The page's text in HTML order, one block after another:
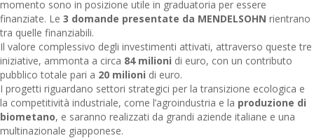
momento sono in posizione utile in graduatoria per essere
finanziate. Le 3 domande presentate da MENDELSOHN rientrano
tra quelle finanziabili.
Il valore complessivo degli investimenti attivati, attraverso queste tre
iniziative, ammonta a circa 84 milioni di euro, con un contributo
pubblico totale pari a 20 milioni di euro.
I progetti riguardano settori strategici per la transizione ecologica e
la competitività industriale, come l’agroindustria e la produzione di
biometano, e saranno realizzati da grandi aziende italiane e una
multinazionale giapponese.